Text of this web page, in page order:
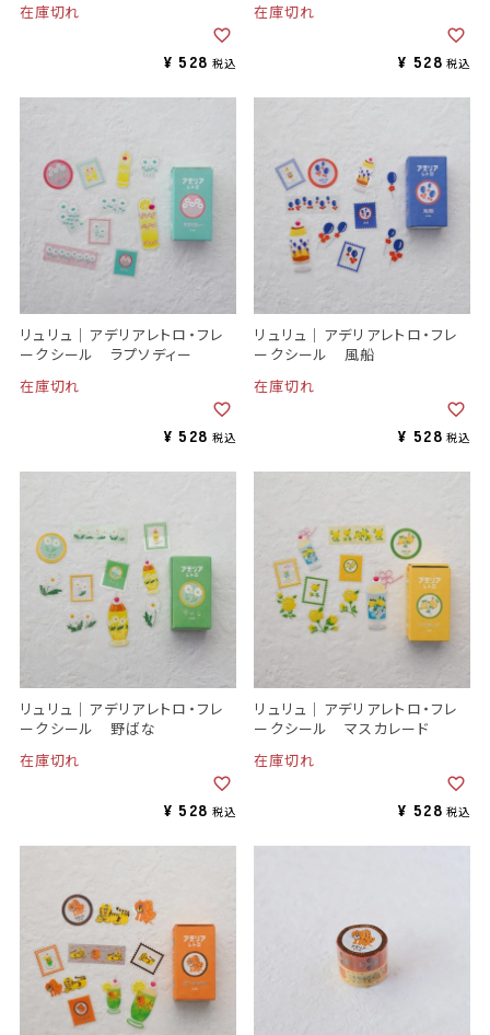
在庫切れ
¥ 528 税込
在庫切れ
¥ 528 税込
リュリュ｜アデリアレトロ・フレ
ークシール ラプソディー
在庫切れ
¥ 528 税込
リュリュ｜アデリアレトロ・フレ
ークシール 風船
在庫切れ
¥ 528 税込
リュリュ｜アデリアレトロ・フレ
ークシール 野ばな
在庫切れ
¥ 528 税込
リュリュ｜アデリアレトロ・フレ
ークシール マスカレード
在庫切れ
¥ 528 税込